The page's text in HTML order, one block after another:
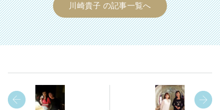
川崎貴子 の記事一覧へ